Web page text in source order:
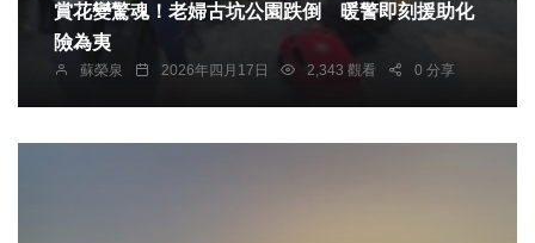
賞花變驚魂！老婦古坑公園跌倒 暖警即刻援助化
險為夷
蘇榮泉 2026年四月17日 2,343 觀看 0 分享